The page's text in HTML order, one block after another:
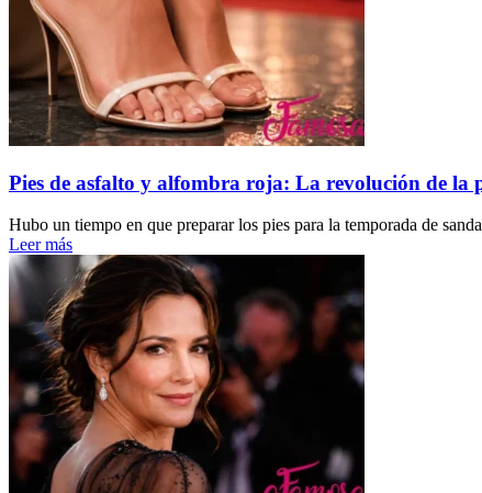
Pies de asfalto y alfombra roja: La revolución de la
Hubo un tiempo en que preparar los pies para la temporada de
Leer más